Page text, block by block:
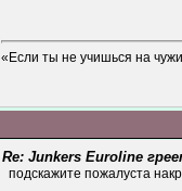
«Если ты не учишься на
Re: Junkers Euroline
подскажите пожалуста